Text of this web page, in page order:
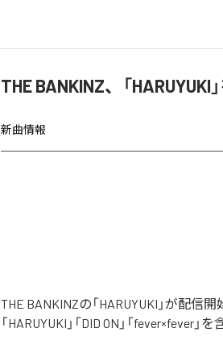
THE BANKINZ、「HARUYUKI
新曲情報
THE BANKINZの「HARUYUKI」が配信
「HARUYUKI」「DID ON」「fever×fever」